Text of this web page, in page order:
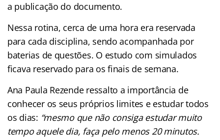
a publicação do documento.
Nessa rotina, cerca de uma hora era reservada
para cada disciplina, sendo acompanhada por
baterias de questões. O estudo com simulados
ficava reservado para os finais de semana.
Ana Paula Rezende ressalto a importância de
conhecer os seus próprios limites e estudar todos
os dias: “mesmo que não consiga estudar muito
tempo aquele dia, faça pelo menos 20 minutos.